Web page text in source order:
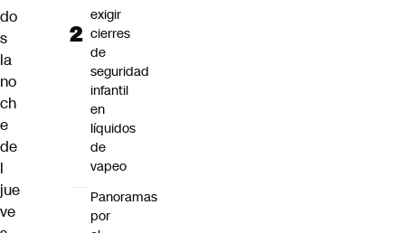
do
s
la
no
ch
e
de
l
jue
ve
exigir
cierres
de
seguridad
infantil
en
líquidos
de
vapeo
Panoramas
por